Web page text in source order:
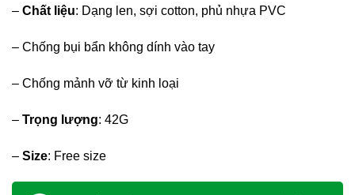
– Chất liệu: Dạng len, sợi cotton, phủ nhựa PVC
– Chống bụi bẩn không dính vào tay
– Chống mảnh vỡ từ kinh loại
– Trọng lượng: 42G
– Size: Free size